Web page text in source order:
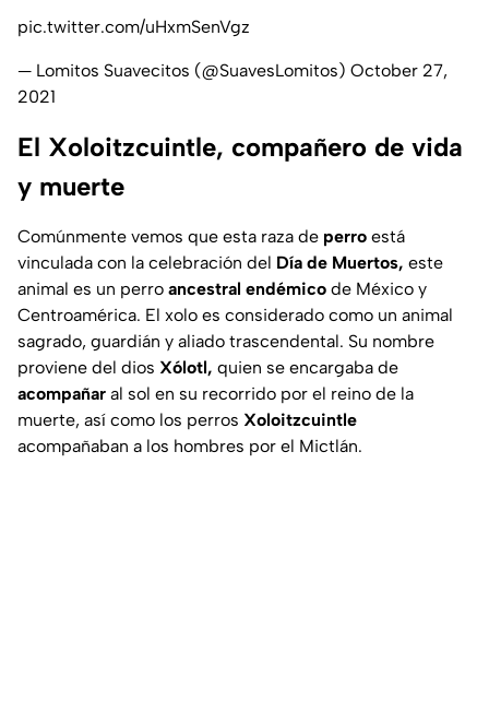
pic.twitter.com/uHxmSenVgz
— Lomitos Suavecitos (@SuavesLomitos) October 27,
2021
El Xoloitzcuintle, compañero de vida
y muerte
Comúnmente vemos que esta raza de perro está
vinculada con la celebración del Día de Muertos, este
animal es un perro ancestral endémico de México y
Centroamérica. El xolo es considerado como un animal
sagrado, guardián y aliado trascendental. Su nombre
proviene del dios Xólotl, quien se encargaba de
acompañar al sol en su recorrido por el reino de la
muerte, así como los perros Xoloitzcuintle
acompañaban a los hombres por el Mictlán.